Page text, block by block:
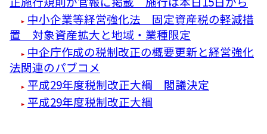
中小企業等経営強化法 固定資産税の軽減措
置 対象資産拡大と地域・業種限定
中企庁作成の税制改正の概要更新と経営強化
法関連のパブコメ
平成29年度税制改正大綱 閣議決定
平成29年度税制改正大綱